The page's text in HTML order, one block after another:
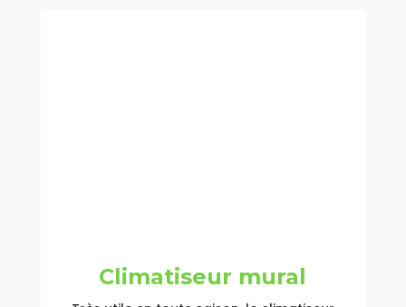
Climatiseur mural